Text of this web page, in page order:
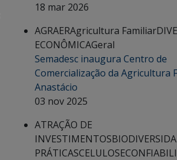
18 mar 2026
AGRAERAgricultura Familiar
ECONÔMICAGeral
Semadesc inaugura Centro de
Comercialização da Agricultura
Anastácio
03 nov 2025
ATRAÇÃO DE
INVESTIMENTOS
PRÁTICASCELULOSE